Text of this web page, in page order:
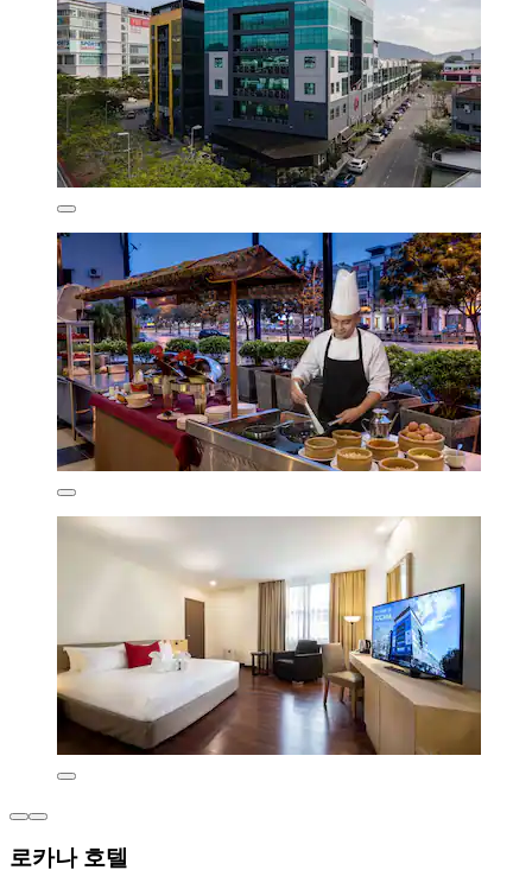
로카나 호텔